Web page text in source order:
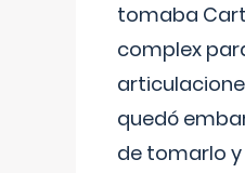
tomaba
complex
quedó
de tomarlo